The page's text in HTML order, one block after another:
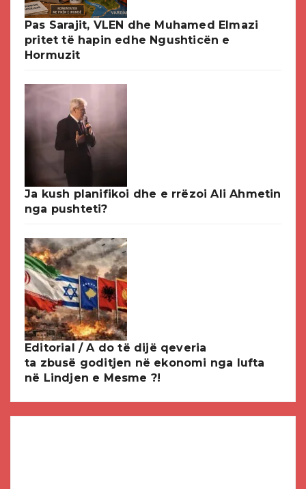
Pas Sarajit, VLEN dhe Muhamed Elmazi
pritet të hapin edhe Ngushticën e
Hormuzit
Ja kush planifikoi dhe e rrëzoi Ali Ahmetin
nga pushteti?
Editorial / A do të dijë qeveria
ta zbusë goditjen në ekonomi nga lufta
në Lindjen e Mesme ?!